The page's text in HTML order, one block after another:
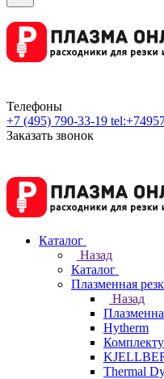
Телефоны
+7 (495) 790-33-19
Заказать звонок
Каталог
Назад
Каталог
Плазменная
Назад
Hytherm
Thermal